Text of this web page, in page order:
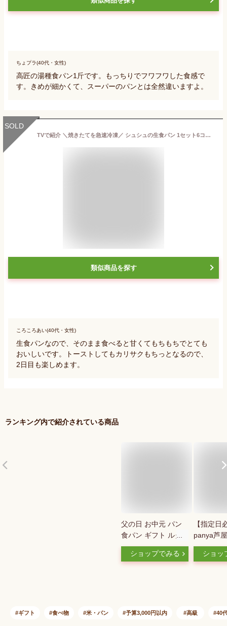
ちょプラ(40代・女性)
高匠の湯種食パン1斤です。もっちりでフワフワした食感で
す。きめが細かくて、スーパーのパンとは全然違いますよ。
SOLD
TVで紹介 ＼焼きたてを急速冷凍／ シュシュの生食パン 1セット6コ入 （0.5斤（9.5cm×9.5cm）×6コ） 冷凍 食パン 生食パン パン 焼きたて 美味しい クール便 ギフト 贈り物 プレゼント 個包装 お土産 お取り寄せ お祝い 内祝い 人気商品 冷凍配送 大人気 お年賀 御年賀
類似商品を探す
ころころあい(40代・女性)
生食パンなので、そのまま食べると甘くてもちもちでとても
おいしいです。トーストしてもカリサクもちっとなるので、
2日目も楽しめます。
ランキング内で紹介されている商品
父の日 お中元 パン
食パン ギフト ルタ
オ LeTAO 高級 1.5斤
( 3名用 ～ 6名用 ) 誕
ショップでみる
【指定日
panya芦
ム食パン
入り 送
せ
ショッ
ギフト 食べ物 米・パン 予算3,000円以内 高級 40